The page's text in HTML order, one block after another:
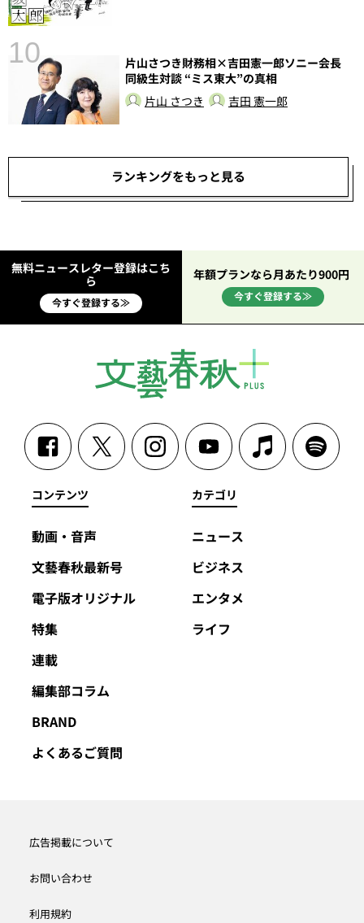
10
片山さつき財務相×吉田憲一郎ソニー会長
同級生対談 “ミス東大”の真相
片山 さつき
吉田 憲一郎
ランキングをもっと見る
無料ニュースレター登録はこち
ら
今すぐ登録する≫
年額プランなら月あたり900円
今すぐ登録する≫
コンテンツ
動画・音声
文藝春秋最新号
電子版オリジナル
特集
連載
編集部コラム
BRAND
よくあるご質問
カテゴリ
ニュース
ビジネス
エンタメ
ライフ
広告掲載について
お問い合わせ
利用規約